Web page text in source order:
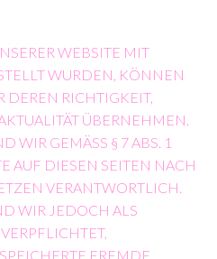
WEBSITE MIT
WURDEN, KÖNNEN W
RICHTIGKEIT, V
ÜBERNEHMEN. A
GEMÄSS § 7 ABS. 1 TM
DIESEN SEITEN NACH DE
VERANTWORTLICH. NA
JEDOCH ALS DI
ÜB
FREMDE IN